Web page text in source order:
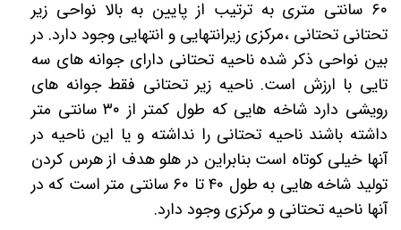
۶۰ سانتی متری به ترتیب از پایین به بالا نواحی زیر
تحتانی تحتانی ،مرکزی زیرانتهایی و انتهایی وجود دارد. در
بین نواحی ذکر شده ناحیه تحتانی دارای جوانه های سه
تایی با ارزش است. ناحیه زیر تحتانی فقط جوانه های
رویشی دارد شاخه هایی که طول کمتر از ۳۰سانتی متر
داشته باشند ناحیه تحتانی را نداشته و یا این ناحیه در
آنها خیلی کوتاه است بنابراین در هلو هدف از هرس کردن
تولید شاخه هایی به طول ۴۰تا ۶۰ سانتی متر است که در
آنها ناحیه تحتانی و مرکزی وجود دارد.